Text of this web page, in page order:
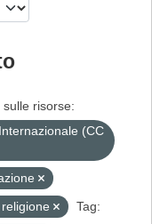
sulle risorse:
(CC
Tag: